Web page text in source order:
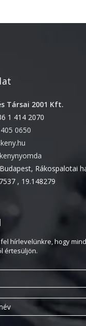
2021. október
2021.
2021. június
2021. január
2020.
2020. július
2020. április
Társai 2001 Kft.
1 414 2070
0650
Rákospalotai
, 19.148279
hírlevelünkre, hogy
értesüljön.